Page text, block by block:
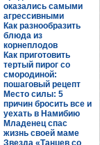
оказались самыми
агрессивными
Как разнообразить
блюда из
корнеплодов
Как приготовить
тертый пирог со
смородиной:
пошаговый рецепт
Место силы: 5
причин бросить все и
уехать в Намибию
Младенец спас
жизнь своей маме
Звезда «Танцев со